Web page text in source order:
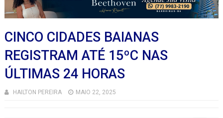
CINCO CIDADES BAIANAS
REGISTRAM ATÉ 15ºC NAS
ÚLTIMAS 24 HORAS
HAILTON PEREIRA MAIO 22, 2025